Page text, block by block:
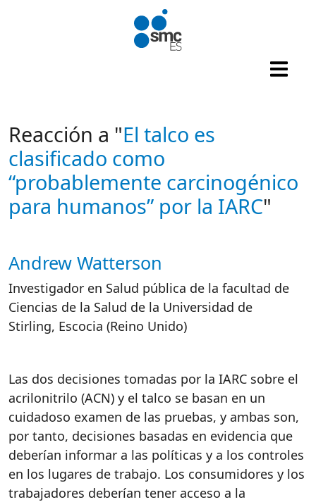
Pasar al contenido principal
Reacción a "El talco es
clasificado como
“probablemente carcinogénico
para humanos” por la IARC"
Autor/es reacciones
Andrew Watterson
Investigador en Salud pública de la facultad de
Ciencias de la Salud de la Universidad de
Stirling, Escocia (Reino Unido)
Las dos decisiones tomadas por la IARC sobre el
acrilonitrilo (ACN) y el talco se basan en un
cuidadoso examen de las pruebas, y ambas son,
por tanto, decisiones basadas en evidencia que
deberían informar a las políticas y a los controles
en los lugares de trabajo. Los consumidores y los
trabajadores deberían tener acceso a la